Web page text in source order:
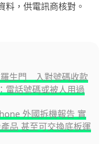
料，供電訊商核對。
生門 入對號碼收款
話號碼或被人用過
外國拆機報告 實
品 甚至可交換底板運